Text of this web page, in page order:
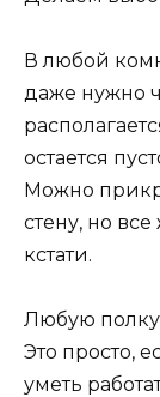
В любой
даже нужно
остается
Можно
стену, но
кстати.
Любую
Это просто,
уметь